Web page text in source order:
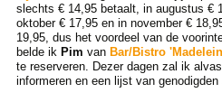
slechts € 14,95 betaalt, in augustus €
oktober € 17,95 en in november €
19,95, dus het voordeel van de
belde ik Pim van Bar/Bistro
te reserveren. Dezer dagen zal ik
informeren en een lijst van genodigden